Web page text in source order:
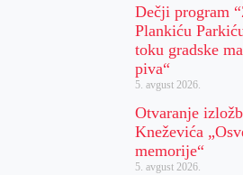
Dečji program
Plankiću
toku gradske
piva“
5. avgust 2026.
Otvaranje
Kneževića
memorije“
5. avgust 2026.